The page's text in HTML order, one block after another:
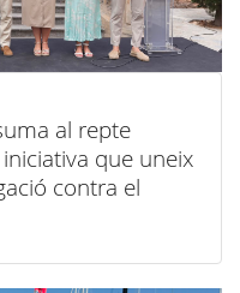
al repte
iniciativa que uneix
contra el